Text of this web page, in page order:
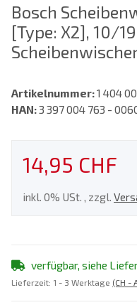
Bosch
[Type: X2], 10/
Artikelnummer:1 404
HAN:3 397 004 763 -
14,95 CHF
inkl. 0% USt. , zzgl.
verfügbar, siehe
Lieferzeit: 1 - 3 Werktage (CH -